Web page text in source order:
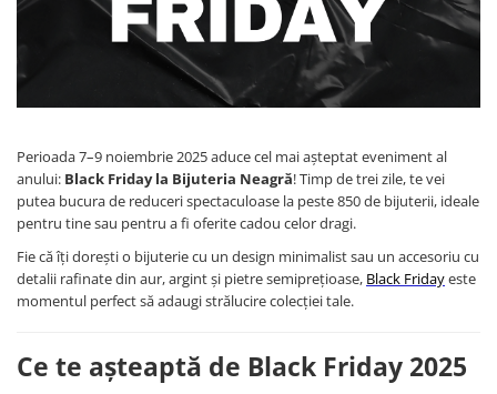
Coliere Transparente cu Cruce
Coliere Transparente cu Stea
Coliere Transparente cu Soare
Coliere Transparente cu Semilună
Coliere Transparente cu Perle
Coliere Transparente cu Initiale
Coliere Transparente cu Flori
Coliere Transparente cu Molecule
Coliere Transparente cu Pietre
Coliere Transparente Diverse
LĂNȚIȘOARE ARGINT
Brățări din Argint cu pietre
Brățări elastice cu pietre
semiprețioase
LĂNȚIȘOARE ARGINT
Perioada 7–9 noiembrie 2025 aduce cel mai așteptat eveniment al
anului: Black Friday la Bijuteria Neagră! Timp de trei zile, te vei
putea bucura de reduceri spectaculoase la peste 850 de bijuterii, ideale
pentru tine sau pentru a fi oferite cadou celor dragi.
Fie că îți dorești o bijuterie cu un design minimalist sau un accesoriu cu
detalii rafinate din aur, argint și pietre semiprețioase, Black Fridayeste
momentul perfect să adaugi strălucire colecției tale.
Ce te așteaptă de Black Friday 2025